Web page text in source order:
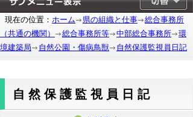
現在の位置： ホーム 県の組織と仕事
総合事務所
（共通の機関）
総合事務所等 中部総合事務所
環
境建築局
自然公園・傷病鳥獣 自然保護監視員日記
自然保護監視員日記